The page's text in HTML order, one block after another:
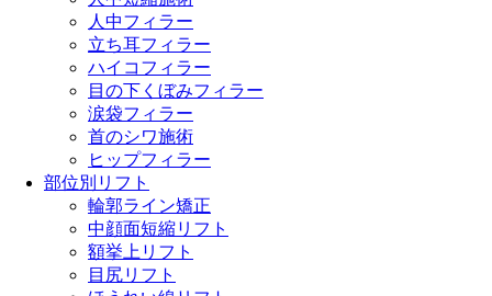
人中フィラー
立ち耳フィラー
ハイコフィラー
目の下くぼみフィラー
涙袋フィラー
首のシワ施術
ヒップフィラー
部位別リフト
輪郭ライン矯正
中顔面短縮リフト
額挙上リフト
目尻リフト